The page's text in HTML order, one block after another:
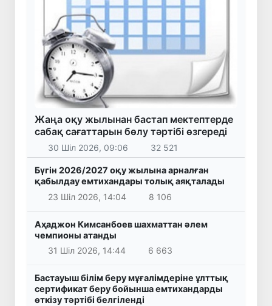
Жаңа оқу жылынан бастап мектептерде
сабақ сағаттарын бөлу тәртібі өзгереді
30 Шіл 2026, 09:06 32 521
Бүгін 2026/2027 оқу жылына арналған
қабылдау емтихандары толық аяқталады
23 Шіл 2026, 14:04
8 106
Аҳаджон Кимсанбоев шахматтан әлем
чемпионы атанды
31 Шіл 2026, 14:44
6 663
Бастауыш білім беру мұғалімдеріне ұлттық
сертификат беру бойынша емтихандарды
өткізу тәртібі белгіленді